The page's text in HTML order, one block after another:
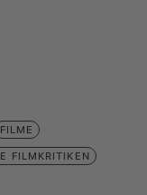
FILME
FILMKRITIKEN